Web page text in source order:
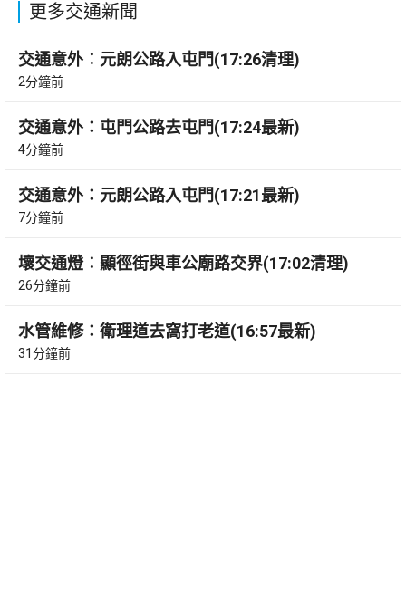
更多交通新聞
交通意外︰元朗公路入屯門(17:26清理)
2分鐘前
交通意外：屯門公路去屯門(17:24最新)
4分鐘前
交通意外：元朗公路入屯門(17:21最新)
7分鐘前
壞交通燈︰顯徑街與車公廟路交界(17:02清理)
26分鐘前
水管維修：衛理道去窩打老道(16:57最新)
31分鐘前